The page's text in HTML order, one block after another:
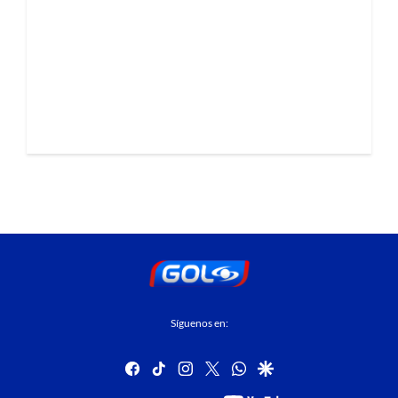
Síguenos en:
facebook
tiktok instagram
twitterwhatsapp
google